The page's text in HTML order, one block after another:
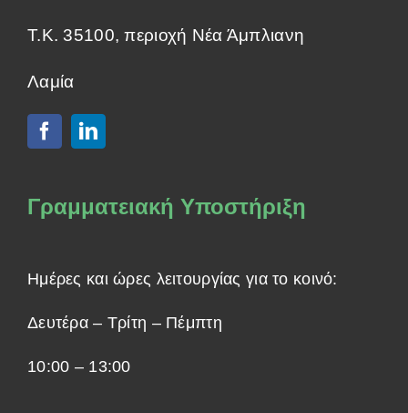
Τ.Κ. 35100, περιοχή Νέα Άμπλιανη
Λαμία
Γραμματειακή Υποστήριξη
Ημέρες και ώρες λειτουργίας για το κοινό:
Δευτέρα – Τρίτη – Πέμπτη
10:00 – 13:00